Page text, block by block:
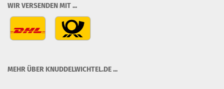
WIR VERSENDEN MIT ...
MEHR ÜBER KNUDDELWICHTEL.DE ...